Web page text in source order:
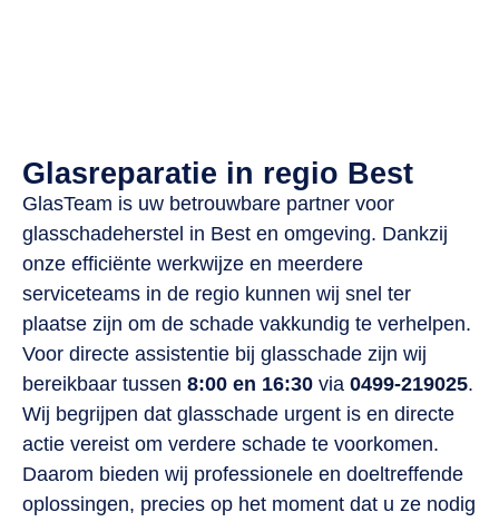
Glasreparatie in regio Best
GlasTeam is uw betrouwbare partner voor
glasschadeherstel in Best en omgeving. Dankzij
onze efficiënte werkwijze en meerdere
serviceteams in de regio kunnen wij snel ter
plaatse zijn om de schade vakkundig te verhelpen.
Voor directe assistentie bij glasschade zijn wij
bereikbaar tussen 8:00 en 16:30 via 0499-219025.
Wij begrijpen dat glasschade urgent is en directe
actie vereist om verdere schade te voorkomen.
Daarom bieden wij professionele en doeltreffende
oplossingen, precies op het moment dat u ze nodig